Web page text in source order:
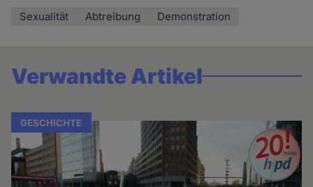
Sexualität Abtreibung Demonstration
Verwandte Artikel
GESCHICHTE